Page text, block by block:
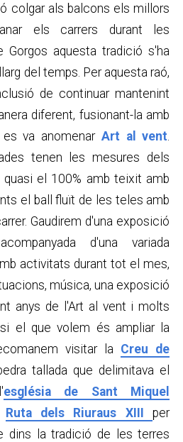
colgar als balcons els millors
els carrers durant les
aquesta tradició s'ha
del temps. Per aquesta raó,
de continuar mantenint
diferent, fusionant-la amb
va anomenar Art al vent
tenen les mesures dels
el 100% amb teixit amb
el ball fluït de les teles amb
Gaudirem d'una exposició
d'una variada
activitats durant tot el mes,
música, una exposició
anys de l'Art al vent i molts
el que volem és ampliar la
visitar la Creu de
tallada que delimitava el
església de Sant Miquel
Ruta dels Riuraus XIII
per
dins la tradició de les terres